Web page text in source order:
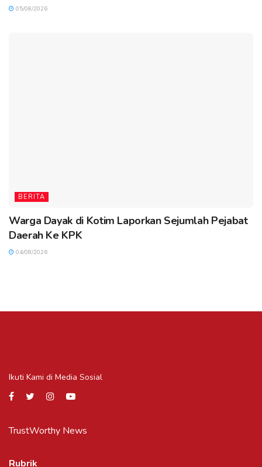
05/08/2026
BERITA
Warga Dayak di Kotim Laporkan Sejumlah Pejabat
Daerah Ke KPK
04/08/2026
Ikuti Kami di Media Sosial
TrustWorthy News
Rubrik